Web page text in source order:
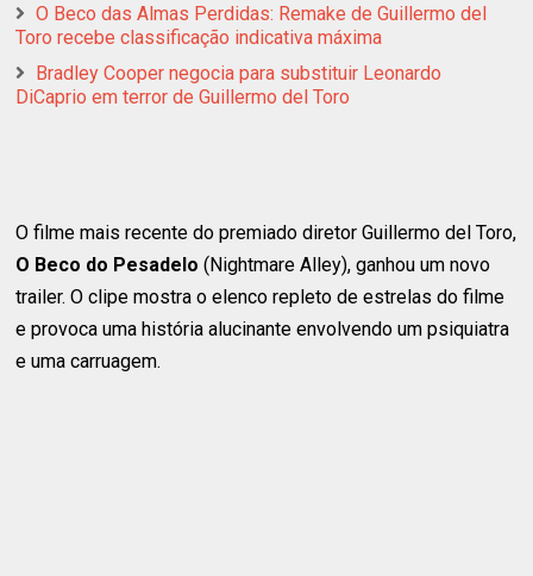
O Beco das Almas Perdidas: Remake de Guillermo del
Toro recebe classificação indicativa máxima
Bradley Cooper negocia para substituir Leonardo
DiCaprio em terror de Guillermo del Toro
O filme mais recente do premiado diretor Guillermo del Toro,
O Beco do Pesadelo(Nightmare Alley), ganhou um novo
trailer. O clipe mostra o elenco repleto de estrelas do filme
e provoca uma história alucinante envolvendo um psiquiatra
e uma carruagem.